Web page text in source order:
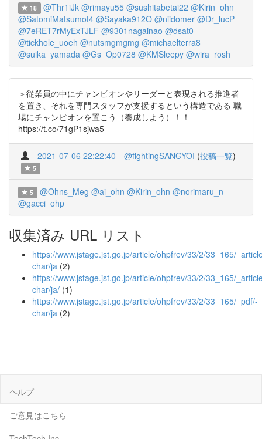
18 @Thr1iJk @rimayu55 @sushitabetai22 @Kirin_ohn
@SatomiMatsumot4 @Sayaka912O @niidomer @Dr_lucP
@7eRET7rMyExTJLF @9301nagainao @dsat0
@tickhole_uoeh @nutsmgmgmg @michaelterra8
@suika_yamada @Gs_Op0728 @KMSleepy @wira_rosh
＞従業員の中にチャンピオンやリーダーと表現される推進者
を置き、それを専門スタッフが支援するという構造である 職
場にチャンピオンを置こう（養成しよう）！！
https://t.co/71gP1sjwa5
2021-07-06 22:22:40 @fightingSANGYOI (投稿一覧)
5
5 @Ohns_Meg @ai_ohn @Kirin_ohn @norimaru_n
@gacci_ohp
収集済み URL リスト
https://www.jstage.jst.go.jp/article/ohpfrev/33/2/33_165/
char/ja (2)
https://www.jstage.jst.go.jp/article/ohpfrev/33/2/33_165/
char/ja/ (1)
https://www.jstage.jst.go.jp/article/ohpfrev/33/2/33_165/_pdf/-
char/ja (2)
ヘルプ
ご意見はこちら